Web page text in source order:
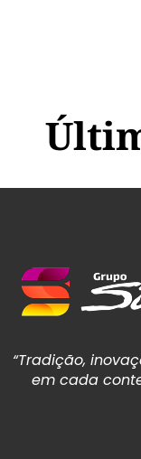
“Tradição,
em cada